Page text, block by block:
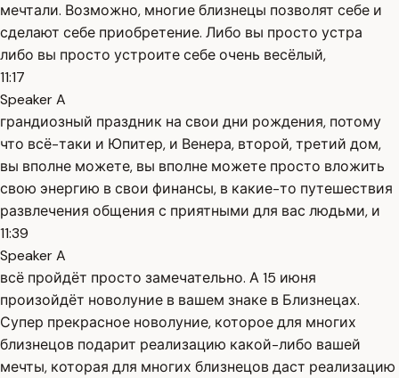
мечтали. Возможно, многие близнецы позволят себе и
сделают себе приобретение. Либо вы просто устра
либо вы просто устроите себе очень весёлый,
11:17
Speaker A
грандиозный праздник на свои дни рождения, потому
что всё-таки и Юпитер, и Венера, второй, третий дом,
вы вполне можете, вы вполне можете просто вложить
свою энергию в свои финансы, в какие-то путешествия
развлечения общения с приятными для вас людьми, и
11:39
Speaker A
всё пройдёт просто замечательно. А 15 июня
произойдёт новолуние в вашем знаке в Близнецах.
Супер прекрасное новолуние, которое для многих
близнецов подарит реализацию какой-либо вашей
мечты, которая для многих близнецов даст реализацию